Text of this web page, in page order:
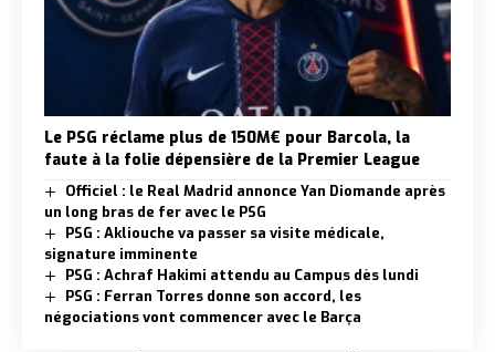
Le PSG réclame plus de 150M€ pour Barcola, la
faute à la folie dépensière de la Premier League
Officiel : le Real Madrid annonce Yan Diomande après
un long bras de fer avec le PSG
PSG : Akliouche va passer sa visite médicale,
signature imminente
PSG : Achraf Hakimi attendu au Campus dès lundi
PSG : Ferran Torres donne son accord, les
négociations vont commencer avec le Barça